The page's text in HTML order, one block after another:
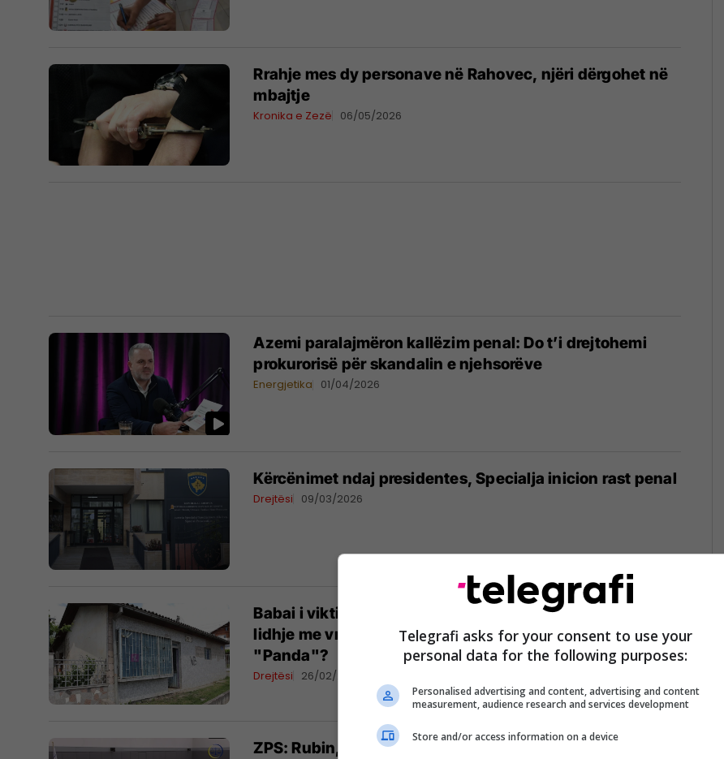
Rrahje mes dy personave në Rahovec, njëri dërgohet në
mbajtje
Kronika e Zezë 06/05/2026
Azemi paralajmëron kallëzim penal: Do t’i drejtohemi
prokurorisë për skandalin e njehsorëve
Energjetika 01/04/2026
Kërcënimet ndaj presidentes, Specialja inicion rast penal
Drejtësi 09/03/2026
​Babai i viktimës kërkon që Vuçiq të intervistohet në
lidhje me vrasjen e të birit: Çfarë ndodhi në kafenenë
"Panda"?
Drejtësi 26/02/2026
ZPS: Rubin, Clark e ndërkombëtarët tjerë nuk e kuptuan
Telegrafi asks for your consent to use your
personal data for the following purposes:
Personalised advertising and content, advertising and content
measurement, audience research and services development
Store and/or access information on a device